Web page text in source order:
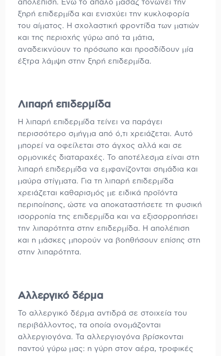
απολέπιση. Ενώ το απαλό μασάζ τονώνει την
ξηρή επιδερμίδα και ενισχύει την κυκλοφορία
του αίματος. Η σχολαστική φροντίδα των ματιών
και της περιοχής γύρω από τα μάτια,
αναδεικνύουν το πρόσωπο και προσδίδουν μία
έξτρα λάμψη στην ξηρή επιδερμίδα.
Λιπαρή επιδερμίδα
Η λιπαρή επιδερμίδα τείνει να παράγει
περισσότερο σμήγμα από ό,τι χρειάζεται. Αυτό
μπορεί να οφείλεται στο άγχος αλλά και σε
ορμονικές διαταραχές. Το αποτέλεσμα είναι στη
λιπαρή επιδερμίδα να εμφανίζονται σημάδια και
μαύρα στίγματα. Για τη λιπαρή επιδερμίδα
χρειάζεται καθαρισμός με ειδικά προϊόντα
περιποίησης, ώστε να αποκαταστήσετε τη φυσική
ισορροπία της επιδερμίδα και να εξισορροπήσει
την λιπαρότητα στην επιδερμίδα. Η απολέπιση
και η μάσκες μπορούν να βοηθήσουν επίσης στη
στην λιπαρότητα.
Αλλεργικό δέρμα
Το αλλεργικό δέρμα αντιδρά σε στοιχεία του
περιβάλλοντος, τα οποία ονομάζονται
αλλεργιογόνα. Τα αλλεργιογόνα βρίσκονται
παντού γύρω μας: η γύρη στον αέρα, τροφικές